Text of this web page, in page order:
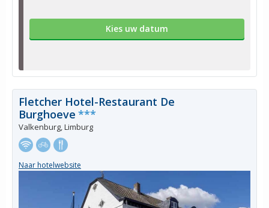
Kies uw datum
Fletcher Hotel-Restaurant De
Burghoeve ***
Valkenburg, Limburg
Naar hotelwebsite